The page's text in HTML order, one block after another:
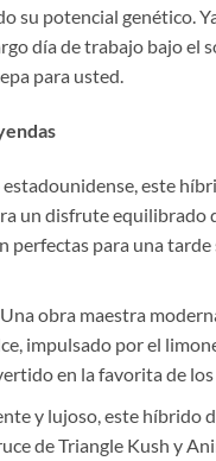
su potencial genético.
día de trabajo bajo
para usted.
este
un disfrute equilibrado
perfectas para una
obra maestra
impulsado por el
en la favorita de
y lujoso, este híbrido
de Triangle Kush y